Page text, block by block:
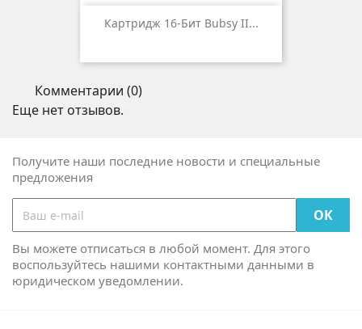
Картридж 16-Бит Bubsy II...
Комментарии (0)
Еще нет отзывов.
Получите наши последние новости и специальные
предложения
Вы можете отписаться в любой момент. Для этого
воспользуйтесь нашими контактными данными в
юридическом уведомлении.